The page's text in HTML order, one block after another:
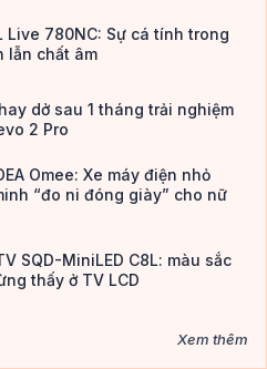
Live 780NC: Sự cá tính trong
lẫn chất âm
dở sau 1 tháng trải nghiệm
2 Pro
Omee: Xe máy điện nhỏ
“đo ni đóng giày” cho nữ
SQD-MiniLED C8L: màu sắc
thấy ở TV LCD
Xem thêm